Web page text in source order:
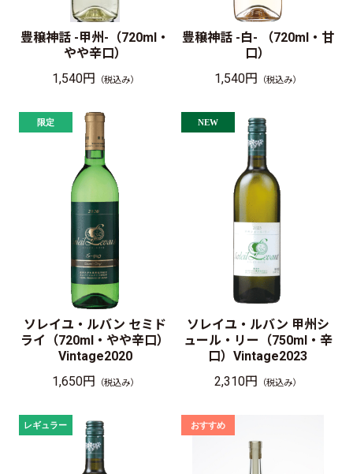
豊穣神話 -甲州-（720ml・
やや辛口）
1,540円
（税込み）
豊穣神話 -白- （720ml・甘
口）
1,540円
（税込み）
ソレイユ・ルバン セミド
ライ（720ml・やや辛口）
Vintage2020
1,650円
（税込み）
ソレイユ・ルバン 甲州シ
ュール・リー（750ml・辛
口）Vintage2023
2,310円
（税込み）